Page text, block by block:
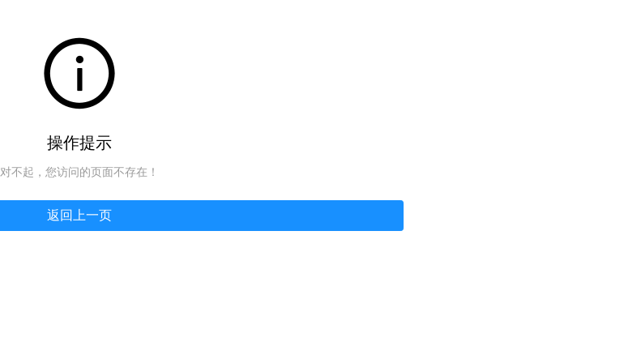
操作提示
对不起，您访问的页面不存在！
返回上一页